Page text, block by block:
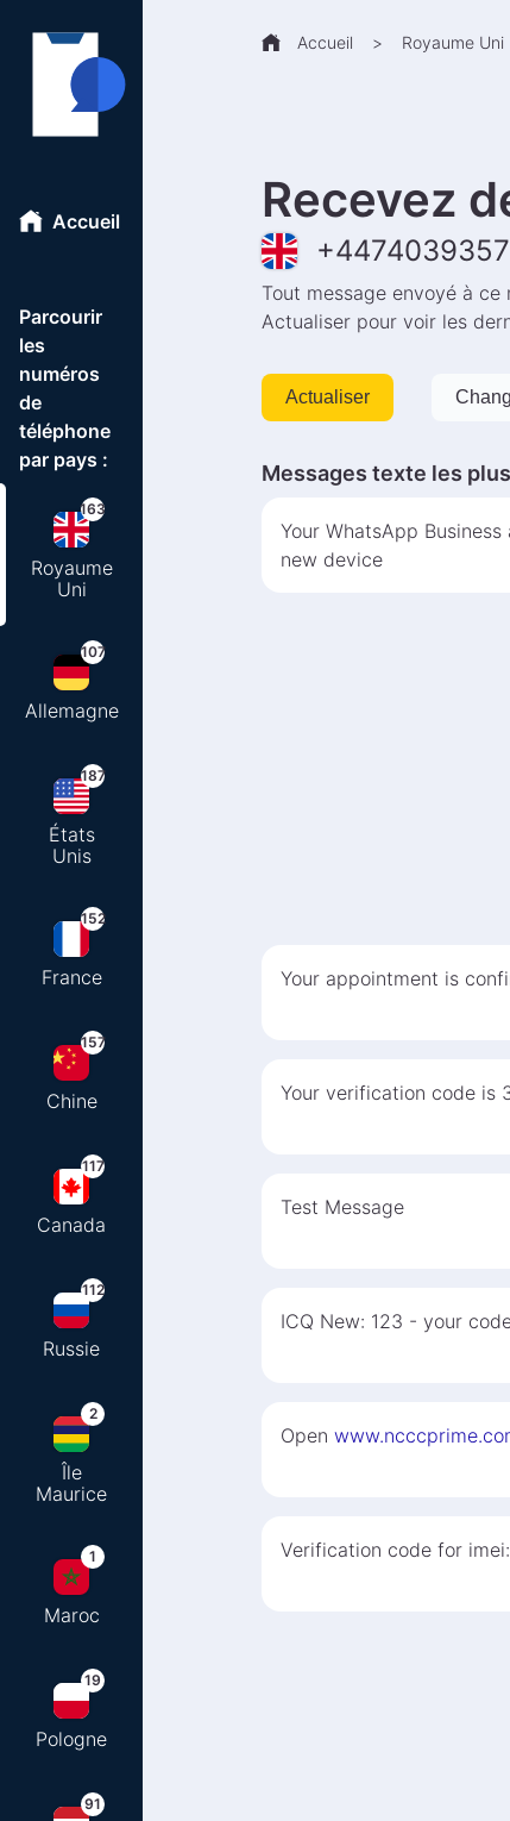
Accueil
Parcourir
les
numéros
de
téléphone
par pays :
163
Royaume
Uni
107
Allemagne
187
États
Unis
152
France
157
Chine
117
Canada
112
Russie
2
Île
Maurice
1
Maroc
19
Pologne
91
Accueil > Royaume Uni
Recevez
+
Tout message envoyé à
Actualiser pour voir les
Actualiser
Messages texte les
Your WhatsApp
new device
Your appointment is
Your verification code is
Test Message
ICQ New: 123 - your
Open
Verification code for